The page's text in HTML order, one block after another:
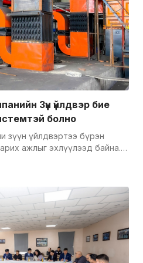
өвлөөс эхлэн
ажлыг эхлүүлсэн
техникийн ажилчдын ур
хийсэн бөгөөд хоногт
үйлдвэрлэх хүчин чадалтай
лашиглалтад орсоноор
80 орчим хувийг
байна. Цаашид үндсэн
нэмэгдүүлэх ажлыг хийх
Зүүн үйлдвэр бие
болно
зүүн үйлдвэртээ бүрэн
ажлыг эхлүүлээд байна.
тус бүр 7,5 мвт
22,5мвт хүчин чадалтай.
туузан дамжлагаар
бункерт хийж, үнсийг
гаргах бөгөөд хүний оролцоо
станц нь
хангахаар хүчин